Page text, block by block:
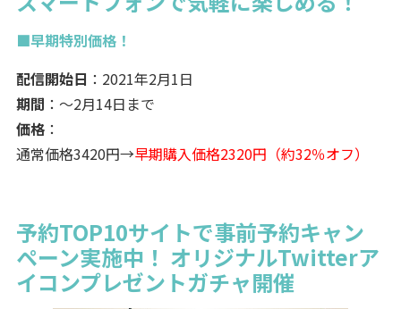
■早期特別価格！
配信開始日 ：2021年2月1日
期間 ：～2月14日まで
価格：
通常価格3420円→早期購入価格2320円（約32％オフ）
予約TOP10サイトで事前予約キャン
ペーン実施中！ オリジナルTwitterア
イコンプレゼントガチャ開催